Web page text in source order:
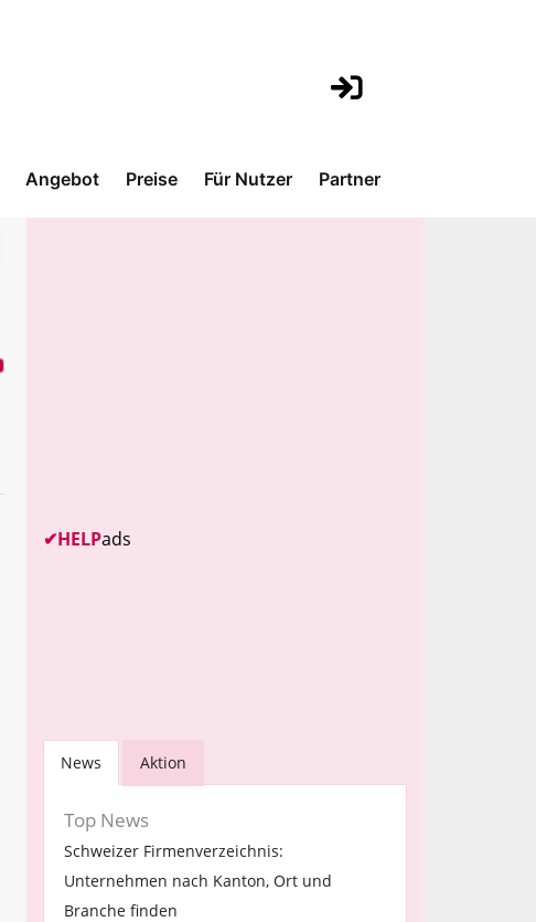
Angebot Preise Für Nutzer Partner
✔HELPads
News Aktion
Top News
Schweizer Firmenverzeichnis:
Unternehmen nach Kanton, Ort und
Branche finden